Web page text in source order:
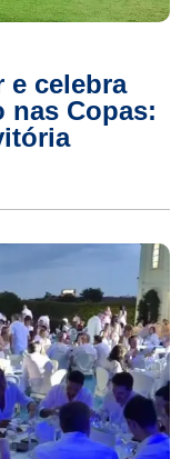
e celebra
Copas: